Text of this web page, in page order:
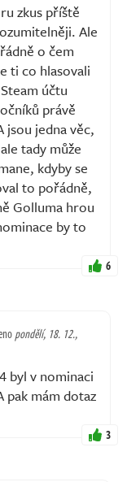
zkus příště
Ale
o čem
ti co hlasovali
účtu
právě
jsou jedna věc,
tady může
kdyby se
to pořádně,
Golluma hrou
by to
6
pondělí, 18. 12.,
byl v nominaci
pak mám dotaz
3